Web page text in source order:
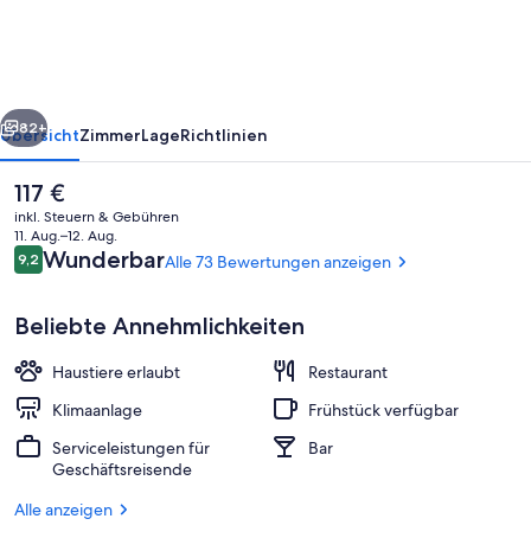
Collection
Bar (in der Unterkunft)
Weiter
82+
ÜbersichtZimmerLageRichtlinien
Der
aktuelle
Preis
beträgt
117 €.
117 €
inkl. Steuern & Gebühren
11. Aug.–12. Aug.
Bewertungen
9,29,2 von 10.
WunderbarAlle 73 Bewertungen anzeigen
Beliebte Annehmlichkeiten
Haustiere erlaubt
Restaurant
Klimaanlage
Frühstück verfügbar
Serviceleistungen für
Geschäftsreisende
Bar
Alle anzeigen